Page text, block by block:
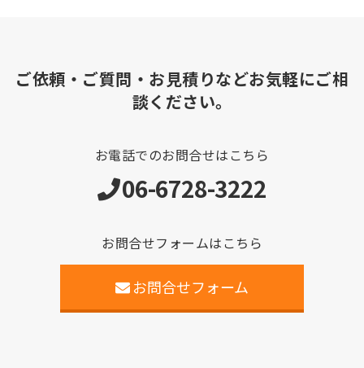
ご依頼・ご質問・お見積りなどお気軽にご相
談ください。
お電話でのお問合せはこちら
06-6728-3222
お問合せフォームはこちら
お問合せフォーム